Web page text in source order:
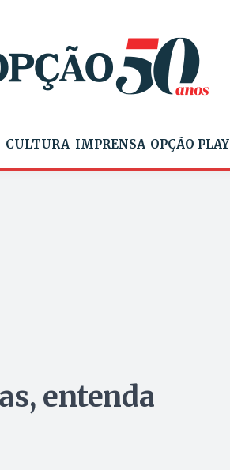
CULTURA IMPRENSA OPÇÃO PLAY
entenda